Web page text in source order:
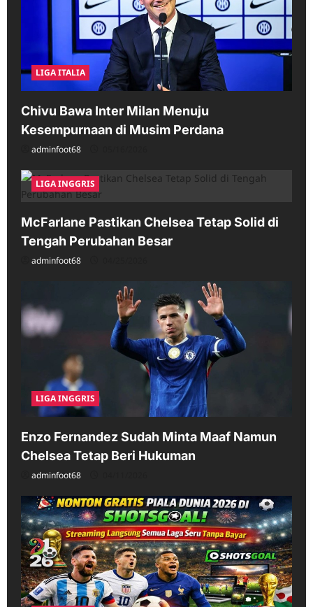
LIGA ITALIA
Chivu Bawa Inter Milan Menuju
Kesempurnaan di Musim Perdana
adminfoot68
LIGA INGGRIS
McFarlane Pastikan Chelsea Tetap Solid di
Tengah Perubahan Besar
adminfoot68
LIGA INGGRIS
Enzo Fernandez Sudah Minta Maaf Namun
Chelsea Tetap Beri Hukuman
adminfoot68